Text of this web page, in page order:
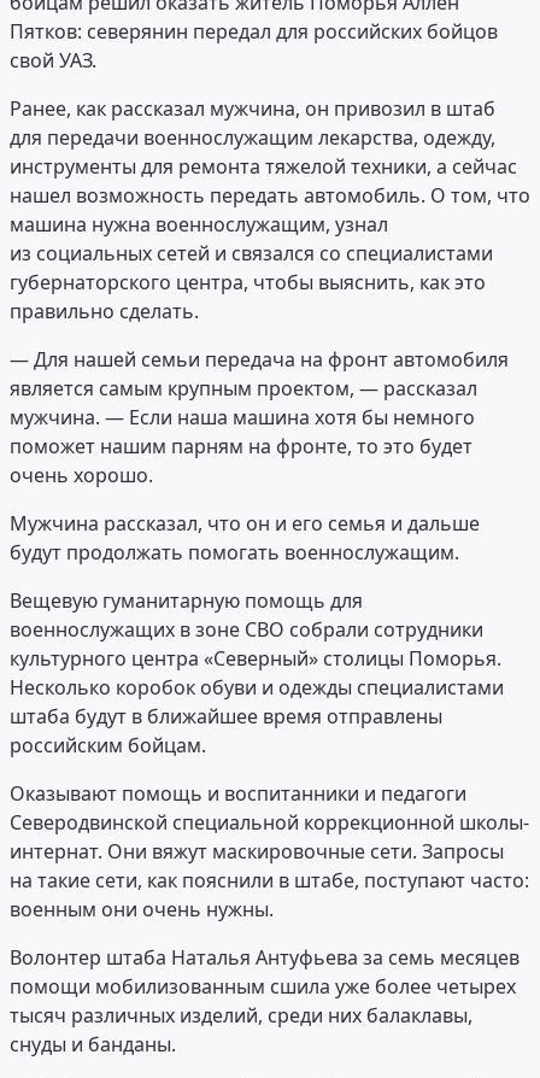
Пятков: северянин передал для российских бойцов
свой УАЗ.
Ранее, как рассказал мужчина, он привозил в штаб
для передачи военнослужащим лекарства, одежду,
инструменты для ремонта тяжелой техники, а сейчас
нашел возможность передать автомобиль. О том, что
машина нужна военнослужащим, узнал
из социальных сетей и связался со специалистами
губернаторского центра, чтобы выяснить, как это
правильно сделать.
— Для нашей семьи передача на фронт автомобиля
является самым крупным проектом, — рассказал
мужчина. — Если наша машина хотя бы немного
поможет нашим парням на фронте, то это будет
очень хорошо.
Мужчина рассказал, что он и его семья и дальше
будут продолжать помогать военнослужащим.
Вещевую гуманитарную помощь для
военнослужащих в зоне СВО собрали сотрудники
культурного центра «Северный» столицы Поморья.
Несколько коробок обуви и одежды специалистами
штаба будут в ближайшее время отправлены
российским бойцам.
Оказывают помощь и воспитанники и педагоги
Северодвинской специальной коррекционной школы-
интернат. Они вяжут маскировочные сети. Запросы
на такие сети, как пояснили в штабе, поступают часто:
военным они очень нужны.
Волонтер штаба Наталья Антуфьева за семь месяцев
помощи мобилизованным сшила уже более четырех
тысяч различных изделий, среди них балаклавы,
снуды и банданы.